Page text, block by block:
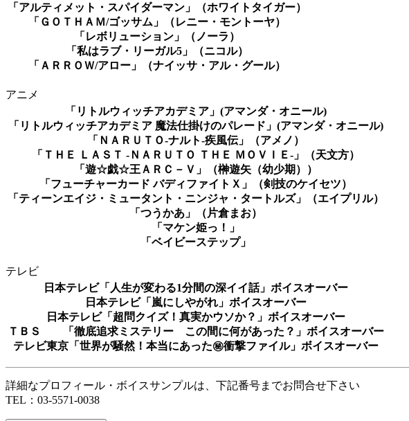
「アルティメット・スパイダーマン」（ホワイトタイガー）
「ＧＯＴＨＡＭ/ゴッサム」（レニー・モントーヤ）
「レボリューション」（ノーラ）
「私はラブ・リーガル5」（ニコル）
「ＡＲＲＯＷ/アロー」（ナイッサ・アル・グール）
アニメ
「リトルウィッチアカデミア」(アマンダ・オニール)
「リトルウィッチアカデミア 魔法仕掛けのパレード」(アマンダ・オニール)
「ＮＡＲＵＴＯ-ナルト-疾風伝」（アメノ）
「ＴＨＥ ＬＡＳＴ -ＮＡＲＵＴＯ ＴＨＥ ＭＯＶＩＥ-」（天文方）
「遊☆戯☆王ＡＲＣ－Ｖ」（榊遊矢（幼少期））
「フューチャーカード バディファイトＸ」（剣技のケイセツ）
「ティーンエイジ・ミュータント・ニンジャ・タートルズ」（エイプリル）
「つうかあ」（片倉まお）
「マケン姫っ！」
「ベイビーステップ」
テレビ
日本テレビ「人生が変わる1分間の深イイ話」ボイスオーバー
日本テレビ「嵐にしやがれ」ボイスオーバー
日本テレビ「超問クイズ！真実かウソか？」ボイスオーバー
ＴＢＳ 「徹底追求ミステリー この間に何があった？」ボイスオーバー
テレビ東京「世界が騒然！本当にあった㊙衝撃ファイル」ボイスオーバー
詳細なプロフィール・ボイスサンプルは、下記番号までお問合せ下さい
TEL：03-5571-0038